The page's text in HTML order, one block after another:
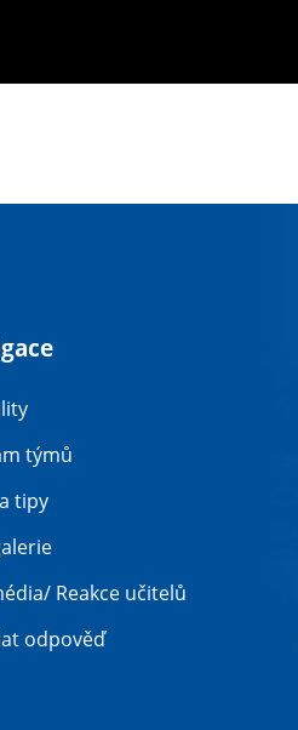
týmů
tipy
Reakce učitelů
odpověď